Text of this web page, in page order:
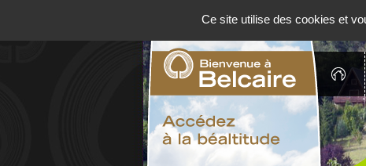
Ce site utilise des cookies et